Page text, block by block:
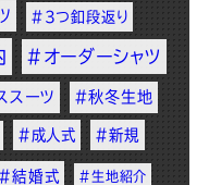
#3つ釦段返り
#オーダーシャツ
スーツ #秋冬生地
#成人式 #新規
#結婚式 #生地紹介